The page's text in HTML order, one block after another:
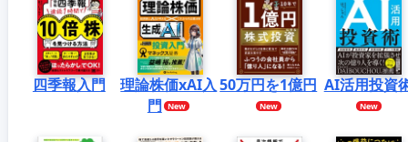
四季報入門
理論株価xAI入
門
50万円を1億円 AI活用投資